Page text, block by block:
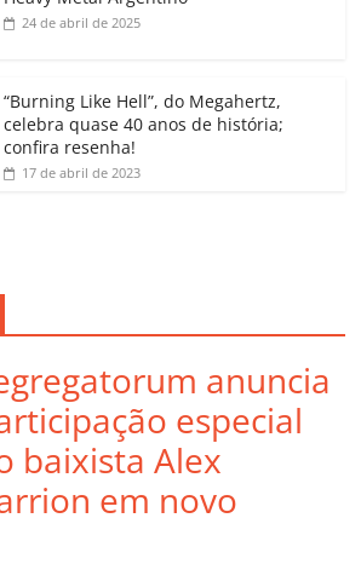
ss
o
m
24 de abril de 2025
“Burning Like Hell”, do Megahertz,
celebra quase 40 anos de história;
confira resenha!
17 de abril de 2023
anuncia
especial
baixista Alex
em novo